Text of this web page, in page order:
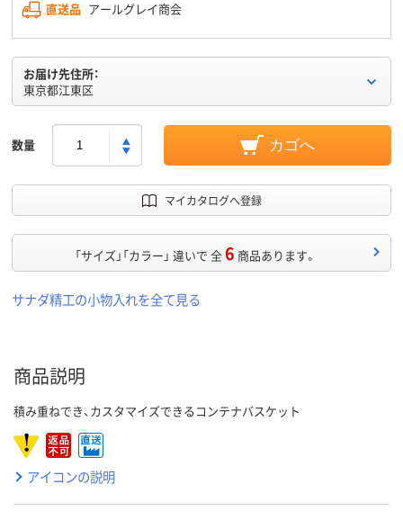
直送品 アールグレイ商会
お届け先住所：
東京都江東区
数量 カゴへ
マイカタログへ登録
「サイズ」「カラー」 違いで 全6 商品あります。
サナダ精工の小物入れを全て見る
商品説明
積み重ねでき、カスタマイズできるコンテナバスケット
アイコンの説明